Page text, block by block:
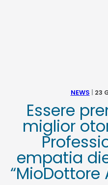
NEWS 23
Essere
miglior
empatia
“MioDottore